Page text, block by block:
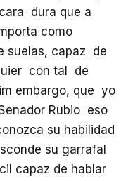
dura que a
como
suelas, capaz de
con tal de
embargo, que yo
Rubio eso
su habilidad
su garrafal
capaz de hablar